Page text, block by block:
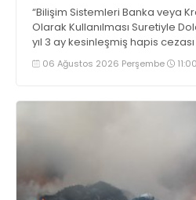
“Bilişim Sistemleri Banka veya
Olarak Kullanılması Suretiyle
yıl 3 ay kesinleşmiş hapis
yakalandı
06 Ağustos 2026 Perşembe 11:00